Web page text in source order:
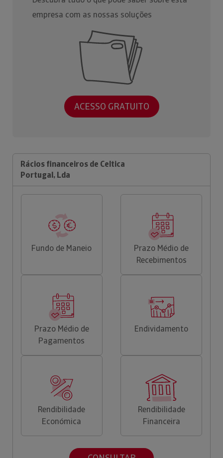
empresa com as nossas soluções
ACESSO GRATUITO
Rácios financeiros de Celtica
Portugal, Lda
Fundo de Maneio
Prazo Médio de
Recebimentos
Prazo Médio de
Pagamentos
Endividamento
Rendibilidade
Económica
Rendibilidade
Financeira